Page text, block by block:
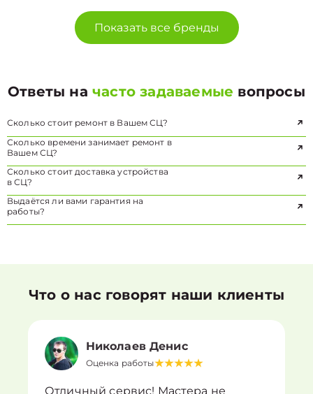
Показать все бренды
Ответы начасто задаваемые вопросы
Сколько стоит ремонт в Вашем СЦ?
Сколько времени занимает ремонт в
Вашем СЦ?
Сколько стоит доставка устройства
в СЦ?
Выдаётся ли вами гарантия на
работы?
Что о нас говорят наши клиенты
Николаев Денис
Оценка работы
Отличный сервис! Мастера не